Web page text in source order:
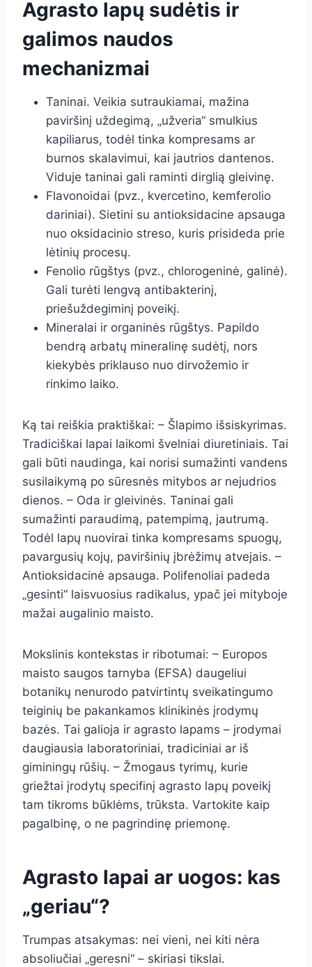
Agrasto lapų sudėtis ir
galimos naudos
mechanizmai
Taninai. Veikia sutraukiamai, mažina
paviršinį uždegimą, „užveria“ smulkius
kapiliarus, todėl tinka kompresams ar
burnos skalavimui, kai jautrios dantenos.
Viduje taninai gali raminti dirglią gleivinę.
Flavonoidai (pvz., kvercetino, kemferolio
dariniai). Sietini su antioksidacine apsauga
nuo oksidacinio streso, kuris prisideda prie
lėtinių procesų.
Fenolio rūgštys (pvz., chlorogeninė, galinė).
Gali turėti lengvą antibakterinį,
priešuždegiminį poveikį.
Mineralai ir organinės rūgštys. Papildo
bendrą arbatų mineralinę sudėtį, nors
kiekybės priklauso nuo dirvožemio ir
rinkimo laiko.
Ką tai reiškia praktiškai: – Šlapimo išsiskyrimas.
Tradiciškai lapai laikomi švelniai diuretiniais. Tai
gali būti naudinga, kai norisi sumažinti vandens
susilaikymą po sūresnės mitybos ar nejudrios
dienos. – Oda ir gleivinės. Taninai gali
sumažinti paraudimą, patempimą, jautrumą.
Todėl lapų nuovirai tinka kompresams spuogų,
pavargusių kojų, paviršinių įbrėžimų atvejais. –
Antioksidacinė apsauga. Polifenoliai padeda
„gesinti“ laisvuosius radikalus, ypač jei mityboje
mažai augalinio maisto.
Mokslinis kontekstas ir ribotumai: – Europos
maisto saugos tarnyba (EFSA) daugeliui
botanikų nenurodo patvirtintų sveikatingumo
teiginių be pakankamos klinikinės įrodymų
bazės. Tai galioja ir agrasto lapams – įrodymai
daugiausia laboratoriniai, tradiciniai ar iš
giminingų rūšių. – Žmogaus tyrimų, kurie
griežtai įrodytų specifinį agrasto lapų poveikį
tam tikroms būklėms, trūksta. Vartokite kaip
pagalbinę, o ne pagrindinę priemonę.
Agrasto lapai ar uogos: kas
„geriau“?
Trumpas atsakymas: nei vieni, nei kiti nėra
absoliučiai „geresni“ – skiriasi tikslai.